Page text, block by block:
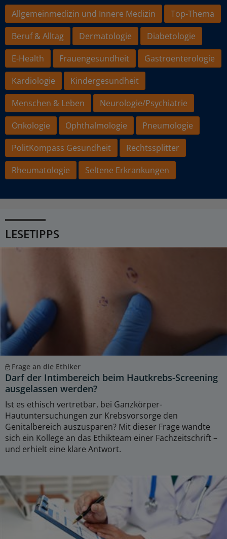
Allgemeinmedizin und Innere Medizin
Top-Thema
Beruf & Alltag
Dermatologie
Diabetologie
E-Health
Frauengesundheit
Gastroenterologie
Kardiologie
Kindergesundheit
Menschen & Leben
Neurologie/Psychiatrie
Onkologie
Ophthalmologie
Pneumologie
PolitKompass Gesundheit
Rechtssplitter
Rheumatologie
Seltene Erkrankungen
LESETIPPS
Frage an die Ethiker
Darf der Intimbereich beim Hautkrebs-Screening
ausgelassen werden?
Ist es ethisch vertretbar, bei Ganzkörper-
Hautuntersuchungen zur Krebsvorsorge den
Genitalbereich auszusparen? Mit dieser Frage wandte
sich ein Kollege an das Ethikteam einer Fachzeitschrift –
und erhielt eine klare Antwort.